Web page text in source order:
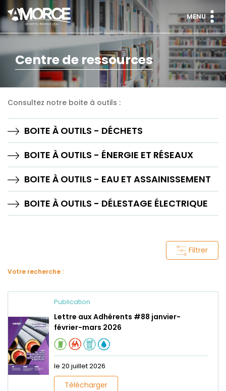
MENU
Centre de ressources
Consultez notre boite à outils :
BOITE À OUTILS - DÉCHETS
BOITE À OUTILS - ÉNERGIE ET RÉSEAUX
BOITE À OUTILS - EAU ET ASSAINISSEMENT
BOITE À OUTILS - DÉLESTAGE ÉLECTRIQUE
Filtrer
Votre recherche :
Publication
Lettre aux Adhérents #88 janvier-
février-mars 2026
le 20 juillet 2026
Télécharger